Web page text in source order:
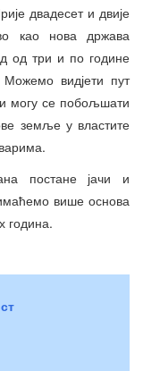
двадесет и двије
као нова држава
од три и по године
Можемо видјети пут
могу се побољшати
земље у властите
постане јачи и
више основа
година.